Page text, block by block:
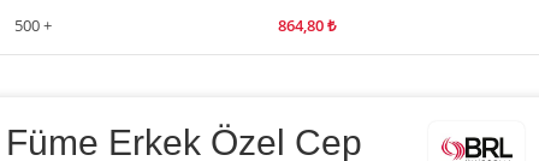
500 + 864,80₺
Füme Erkek Özel Cep